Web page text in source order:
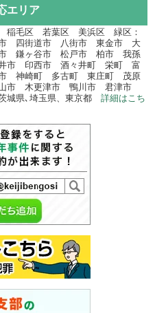
エリア
稲毛区 若葉区 美浜区 緑区：
四街道市 八街市 東金市 大
鎌ヶ谷市 松戸市 柏市 我孫
市 印西市 酒々井町 栄町 富
神崎町 多古町 東庄町 茂原
市 木更津市 鴨川市 君津市
城県､埼玉県、東京都詳細はこち